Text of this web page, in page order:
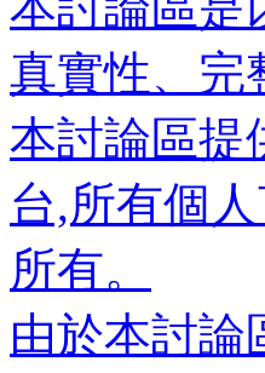
真實性、完
本討論區提
台,所有個
所有。
由於本討論